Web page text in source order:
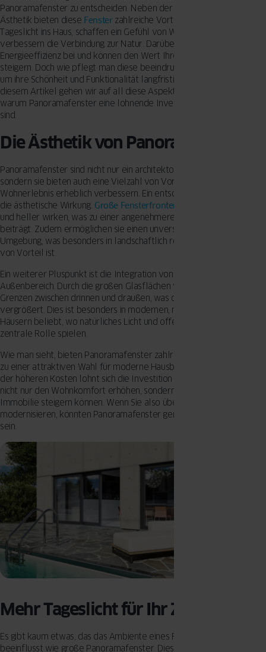
Panoramafenster zu entscheiden. Neben der beeindruckenden
Ästhetik bieten diese Fensterzahlreiche Vorteile: Sie lassen mehr
Tageslicht ins Haus, schaffen ein Gefühl von Weite und Offenheit und
verbessern die Verbindung zur Natur. Darüber hinaus tragen sie zur
Energieeffizienz bei und können den Wert Ihrer Immobilie erheblich
steigern. Doch wie pflegt man diese beeindruckenden Fenster richtig,
um ihre Schönheit und Funktionalität langfristig zu erhalten? In
diesem Artikel gehen wir auf all diese Aspekte ein und zeigen,
warum Panoramafenster eine lohnende Investition für Ihr Zuhause
sind.
Die Ästhetik von Panoramafenstern
Panoramafenster sind nicht nur ein architektonisches Highlight,
sondern sie bieten auch eine Vielzahl von Vorteilen, die das
Wohnerlebnis erheblich verbessern. Ein entscheidender Aspekt ist
die ästhetische Wirkung. Große Fensterfronten
und heller wirken, was zu einer angenehmeren Wohnatmosphäre
beiträgt. Zudem ermöglichen sie einen unverstellten Blick auf die
Umgebung, was besonders in landschaftlich reizvollen Gegenden
von Vorteil ist.
Ein weiterer Pluspunkt ist die Integration von Innen- und
Außenbereich. Durch die großen Glasflächen verschwimmen die
Grenzen zwischen drinnen und draußen, was den Wohnraum optisch
vergrößert. Dies ist besonders in modernen, minimalistischen
Häusern beliebt, wo natürliches Licht und offene Raumkonzepte eine
zentrale Rolle spielen.
Wie man sieht, bieten Panoramafenster zahlreiche Vorteile, die sie
zu einer attraktiven Wahl für moderne Hausbesitzer machen. Trotz
der höheren Kosten lohnt sich die Investition in vielen Fällen, da sie
nicht nur den Wohnkomfort erhöhen, sondern auch den Wert der
Immobilie steigern können. Wenn Sie also überlegen, Ihr Zuhause zu
modernisieren, könnten Panoramafenster genau das Richtige für Sie
sein.
Mehr Tageslicht für Ihr Zuhause
Es gibt kaum etwas, das das Ambiente eines Raumes so stark
beeinflusst wie große Panoramafenster. Diese Fenster lassen nicht